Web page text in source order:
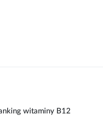
witaminy B12